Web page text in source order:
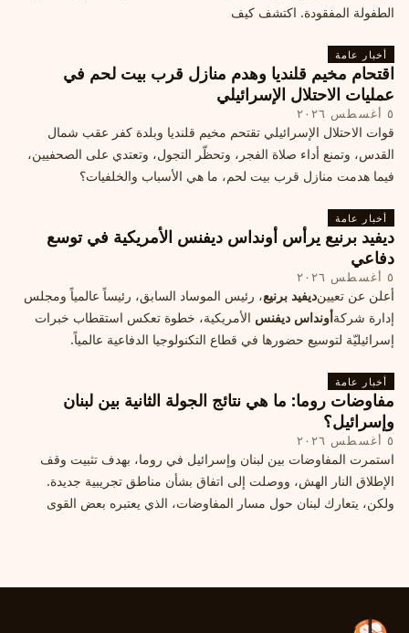
الطفولة المفقودة. اكتشف كيف
أخبار عامة
اقتحام مخيم قلنديا وهدم منازل قرب بيت لحم في
عمليات الاحتلال الإسرائيلي
٥ أغسطس ٢٠٢٦
قوات الاحتلال الإسرائيلي تقتحم مخيم قلنديا وبلدة كفر عقب شمال
القدس، وتمنع أداء صلاة الفجر، وتحظّر التجول، وتعتدي على الصحفيين،
فيما هدمت منازل قرب بيت لحم، ما هي الأسباب والخلفيات؟
أخبار عامة
ديفيد برنيع يرأس أونداس ديفنس الأمريكية في توسع
دفاعي
٥ أغسطس ٢٠٢٦
أعلن عن تعيينديفيد برنيع، رئيس الموساد السابق، رئيساً عالمياً ومجلس
إدارة شركةأونداس ديفنس الأمريكية، خطوة تعكس استقطاب خبرات
إسرائيليّة لتوسيع حضورها في قطاع التكنولوجيا الدفاعية عالمياً.
أخبار عامة
مفاوضات روما: ما هي نتائج الجولة الثانية بين لبنان
وإسرائيل؟
٥ أغسطس ٢٠٢٦
استمرت المفاوضات بين لبنان وإسرائيل في روما، بهدف تثبيت وقف
الإطلاق النار الهش، ووصلت إلى اتفاق بشأن مناطق تجريبية جديدة.
ولكن، يتعارك لبنان حول مسار المفاوضات، الذي يعتبره بعض القوى